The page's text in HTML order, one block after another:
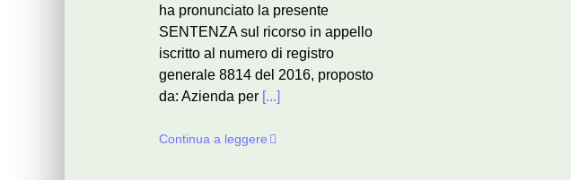
ha pronunciato la presente
SENTENZA sul ricorso in appello
iscritto al numero di registro
generale 8814 del 2016, proposto
da: Azienda per [...]
Continua a leggere